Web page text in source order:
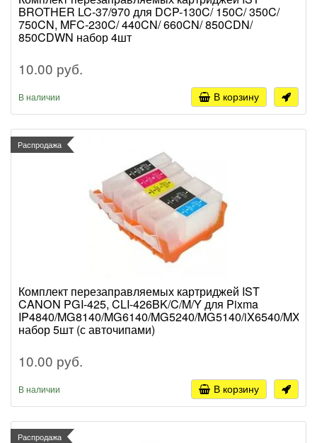
BROTHER LC-37/970 для DCP-130C/ 150C/ 350C/
750CN, MFC-230C/ 440CN/ 660CN/ 850CDN/
850CDWN набор 4шт
10.00 руб.
В наличии В корзину
Распродажа
Комплект перезаправляемых картриджей IST
CANON PGI-425, CLI-426BK/C/M/Y для Pixma
IP4840/MG8140/MG6140/MG5240/MG5140/iX6540/
набор 5шт (с авточипами)
10.00 руб.
В наличии В корзину
Распродажа